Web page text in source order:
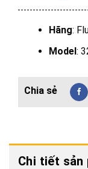
Hãng:
Model:
Chi tiết sản